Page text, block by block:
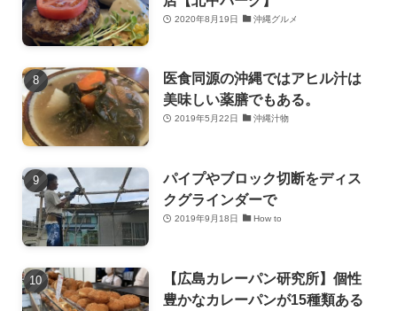
2020年8月19日 沖縄グルメ
医食同源の沖縄ではアヒル汁は
美味しい薬膳でもある。
2019年5月22日 沖縄汁物
パイプやブロック切断をディス
クグラインダーで
2019年9月18日 How to
【広島カレーパン研究所】個性
豊かなカレーパンが15種類ある